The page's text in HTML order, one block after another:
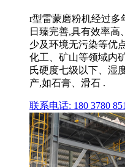
r型雷蒙磨粉机经过多
日臻完善,具有效率高
少及环境无污染等优
化工、矿山等领域内
氏硬度七级以下、湿
产,如石膏、滑石 .
联系电话: 180 3780